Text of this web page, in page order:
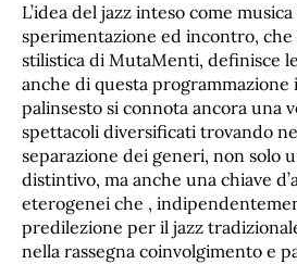
L’idea del jazz inteso come
sperimentazione ed incontro, che
stilistica di MutaMenti, definisce
anche di questa programmazione
palinsesto si connota ancora una
spettacoli diversificati trovando
separazione dei generi, non solo
distintivo, ma anche una chiave
eterogenei che ,
predilezione per il jazz
nella rassegna coinvolgimento e